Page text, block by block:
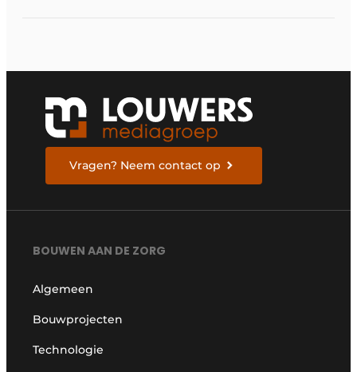
Vragen? Neem contact op
BOUWEN AAN DE ZORG
Algemeen
Bouwprojecten
Technologie